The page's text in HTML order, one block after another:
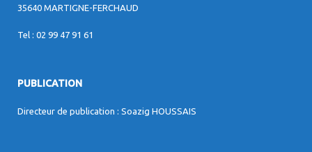
35640 MARTIGNE-FERCHAUD
Tel : 02 99 47 91 61
PUBLICATION
Directeur de publication : Soazig HOUSSAIS